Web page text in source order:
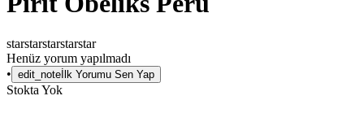
starstarstarstarstar
Henüz yorum yapılmadı
• edit_note İlk Yorumu Sen Yap
Stokta Yok